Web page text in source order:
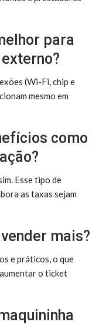
para
(Wi-Fi, chip e
mesmo em
como
Esse tipo de
as taxas sejam
mais?
e práticos, o que
o ticket